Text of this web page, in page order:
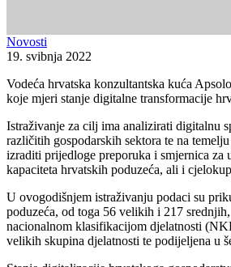
Novosti
19. svibnja 2022
Vodeća hrvatska konzultantska kuća
koje mjeri stanje digitalne transformacije
Istraživanje za cilj ima analizirati digitalnu
različitih gospodarskih sektora te na
izraditi prijedloge preporuka i smjernica za
kapaciteta hrvatskih poduzeća, ali i
U ovogodišnjem istraživanju podaci su
poduzeća, od toga 56 velikih i 217
nacionalnom klasifikacijom djelatnosti
velikih skupina djelatnosti te podijeljena u